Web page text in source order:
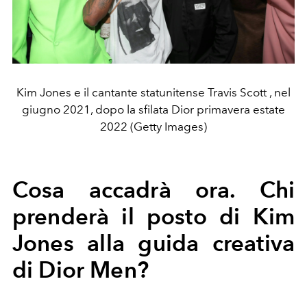
Kim Jones e il cantante statunitense Travis Scott , nel
giugno 2021, dopo la sfilata Dior primavera estate
2022 (Getty Images)
Cosa accadrà ora. Chi
prenderà il posto di Kim
Jones alla guida creativa
di Dior Men?